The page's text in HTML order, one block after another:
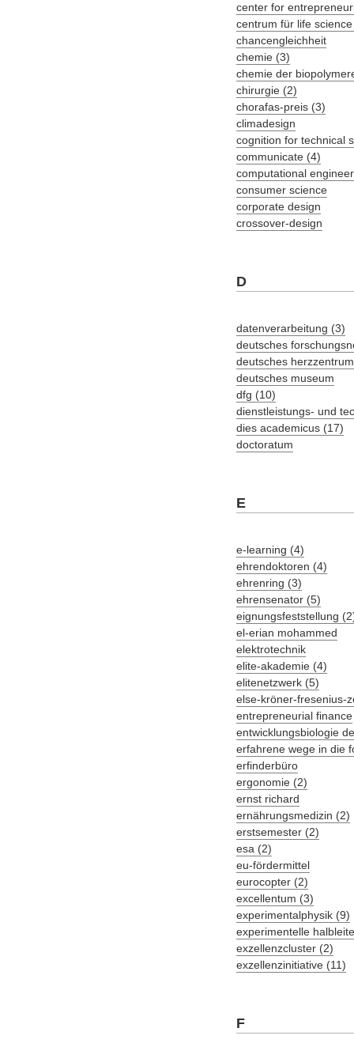
center for
centrum für life
chancengleichheit
chemie (3)
chemie der
chirurgie (2)
chorafas-preis (3)
climadesign
cognition for technical
communicate (4)
computational
consumer science
corporate design
crossover-design
D
datenverarbeitung (3)
deutsches
deutsches
deutsches museum
dfg (10)
dienstleistungs- und
dies academicus (17)
doctoratum
E
e-learning (4)
ehrendoktoren (4)
ehrenring (3)
ehrensenator (5)
eignungsfeststellung
el-erian mohammed
elektrotechnik
elite-akademie (4)
elitenetzwerk (5)
else-kröner-fresenius-
entrepreneurial finance
entwicklungsbiologie
erfahrene wege in die
erfinderbüro
ergonomie (2)
ernst richard
ernährungsmedizin (2)
erstsemester (2)
esa (2)
eu-fördermittel
eurocopter (2)
excellentum (3)
experimentalphysik (9)
experimentelle
exzellenzcluster (2)
exzellenzinitiative (11)
F